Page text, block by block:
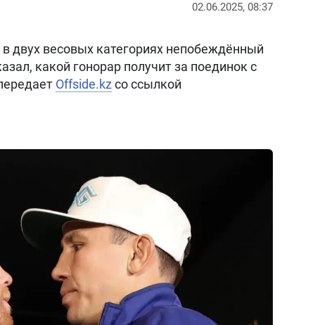
02.06.2025, 08:37
весовых категориях непобеждённый
какой гонорар получит за поединок с
Offside.kz со ссылкой